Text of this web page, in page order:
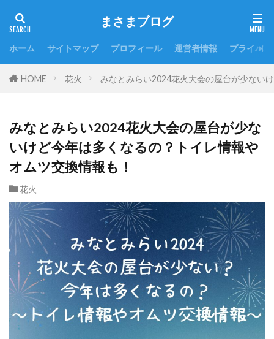
まさまブログ
ホーム サイトマップ プロフィール 運営者情報 プライバ
HOME 花火 みなとみらい2024花火大会の屋台が少ない
みなとみらい2024花火大会の屋台が少な
いけど今年は多くなるの？トイレ情報や
オムツ交換情報も！
花火